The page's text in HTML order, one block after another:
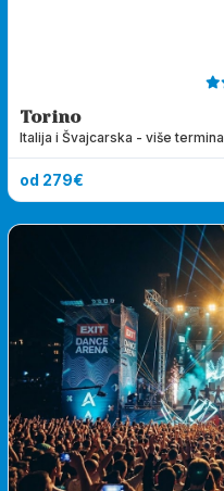
Torino
Italija i Švajcarska - više termina
od 279€